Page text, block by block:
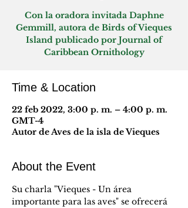
Con la oradora invitada Daphne
Gemmill, autora de Birds of Vieques
Island publicado por Journal of
Caribbean Ornithology
Time & Location
22 feb 2022, 3:00 p. m. – 4:00 p. m.
GMT-4
Autor de Aves de la isla de Vieques
About the Event
Su charla "Vieques - Un área
importante para las aves" se ofrecerá